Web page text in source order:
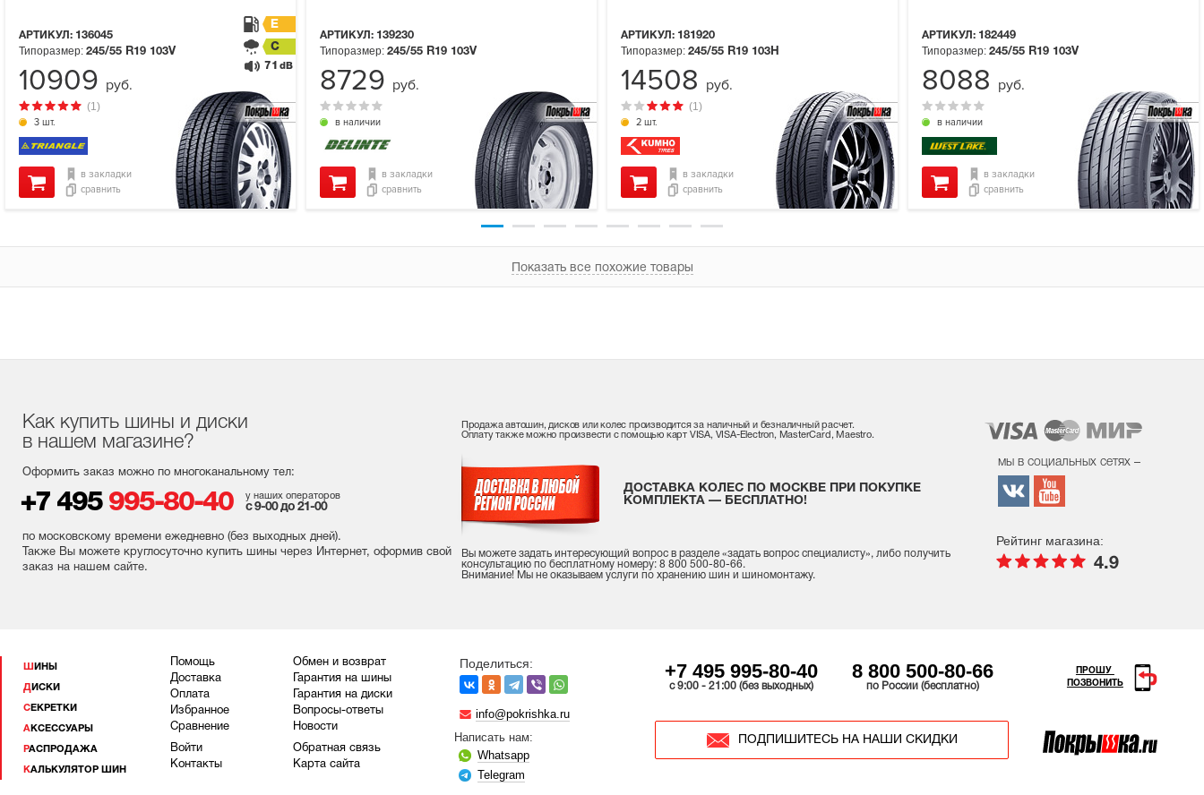
АРТИКУЛ: 136045
3 шт.
(1)
Типоразмер: 245/55 R19 103V
E
C
71 dB
в закладки
сравнить
10909 руб.
АРТИКУЛ: 139230
в наличии
Типоразмер: 245/55 R19 103V
в закладки
сравнить
8729 руб.
АРТИКУЛ: 181920
2 шт.
(1)
Типоразмер: 245/55 R19 103H
в закладки
сравнить
14508 руб.
АРТИКУЛ: 182449
в наличии
Типоразмер: 245/55 R19 103V
в закладки
сравнить
8088 руб.
Показать все похожие товары
Как купить шины и диски
в нашем магазине?
Оформить заказ можно по многоканальному тел:
+7 495 995-80-40 у наших операторов
с 9-00 до 21-00
по московскому времени ежедневно (без выходных дней).
Также Вы можете круглосуточно купить шины через Интернет, оформив свой
заказ на нашем сайте.
Продажа автошин, дисков или колес производится за наличный и безналичный расчет.
Оплату также можно произвести с помощью карт VISA, VISA-Electron, MasterCard, Maestro.
ДОСТАВКА КОЛЕС ПО МОСКВЕ ПРИ ПОКУПКЕ
КОМПЛЕКТА — БЕСПЛАТНО!
Вы можете задать интересующий вопрос в разделе «задать вопрос специалисту», либо получить
консультацию по бесплатному номеру: 8 800 500-80-66.
Внимание! Мы не оказываем услуги по хранению шин и шиномонтажу.
мы в социальных сетях –
Рейтинг магазина:
4.9
ШИНЫ
ДИСКИ
СЕКРЕТКИ
АКСЕССУАРЫ
РАСПРОДАЖА
КАЛЬКУЛЯТОР ШИН
Помощь
Доставка
Оплата
Избранное
Сравнение
Войти
Контакты
Обмен и возврат
Гарантия на шины
Гарантия на диски
Вопросы-ответы
Новости
Обратная связь
Карта сайта
Поделиться:
info@pokrishka.ru
Написать нам:
Whatsapp
Telegram
+7 495 995-80-40
c 9:00 - 21:00 (без выходных)
8 800 500-80-66
по России (бесплатно)
ПОДПИШИТЕСЬ НА НАШИ СКИДКИ
ПРОШУ
ПОЗВОНИТЬ